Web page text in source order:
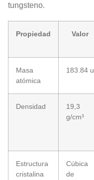
tungsteno.
Propiedad Valor
Masa
atómica
183.84 u
Densidad
19,3
g/cm³
Estructura
cristalina
Cúbica
de